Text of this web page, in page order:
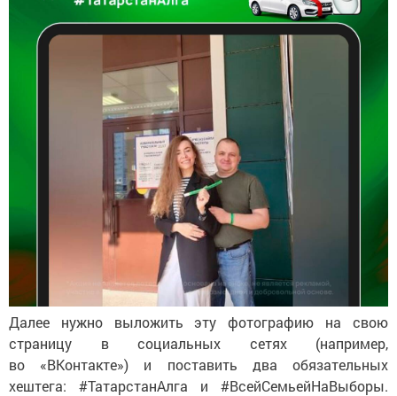
Далее нужно выложить эту фотографию на свою
страницу в социальных сетях (например,
во «ВКонтакте») и поставить два обязательных
хештега: #ТатарстанАлга и #ВсейСемьейНаВыборы.